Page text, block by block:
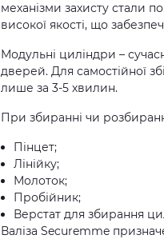
механізми захисту стали
високої якості, що
Модульні циліндри –
дверей. Для самостійної
лише за 3-5 хвилин.
При збиранні чи
Пінцет;
Лінійку;
Молоток;
Пробійник;
Верстат для збирання
Валіза Securemme